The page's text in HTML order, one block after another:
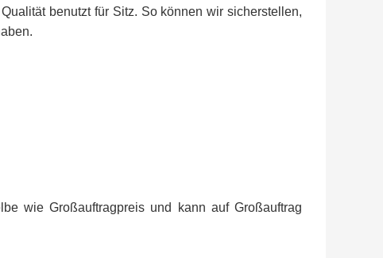
benutzt für Sitz. So können wir sicherstellen,
wie Großauftragpreis und kann auf Großauftrag